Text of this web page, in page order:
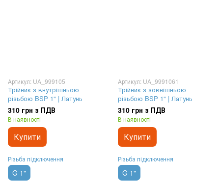
Артикул: UA_999105
Трійник з внутрішньою
різьбою BSP 1" | Латунь
310 грн з ПДВ
В наявності
Купити
Різьба підключення
G 1"
Артикул: UA_9991061
Трійник з зовнішньою
різьбою BSP 1" | Латунь
310 грн з ПДВ
В наявності
Купити
Різьба підключення
G 1"